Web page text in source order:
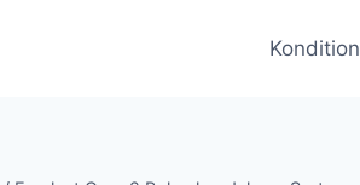
Kondition